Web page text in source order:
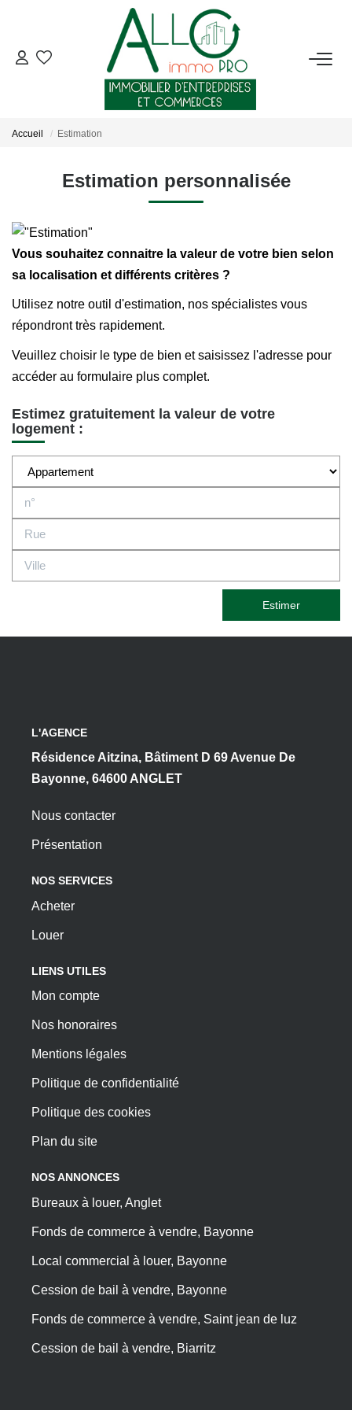
ACHETER
NOTRE AGENCE
CONTACT
Accueil Estimation
Estimation personnalisée
Vous souhaitez connaitre la valeur de votre bien selon
sa localisation et différents critères ?
Utilisez notre outil d'estimation, nos spécialistes vous
répondront très rapidement.
Veuillez choisir le type de bien et saisissez l'adresse pour
accéder au formulaire plus complet.
Estimez gratuitement la valeur de votre
logement :
Estimer
L'AGENCE
Résidence Aitzina, Bâtiment D 69 Avenue De
Bayonne, 64600 ANGLET
Nous contacter
Présentation
NOS SERVICES
Acheter
Louer
LIENS UTILES
Mon compte
Nos honoraires
Mentions légales
Politique de confidentialité
Politique des cookies
Plan du site
NOS ANNONCES
Bureaux à louer, Anglet
Fonds de commerce à vendre, Bayonne
Local commercial à louer, Bayonne
Cession de bail à vendre, Bayonne
Fonds de commerce à vendre, Saint jean de luz
Cession de bail à vendre, Biarritz